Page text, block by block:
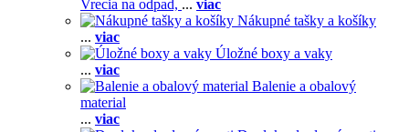
Vrecia na odpad, ... viac
Nákupné tašky a košíky
... viac
Úložné boxy a vaky
... viac
Balenie a obalový
material
... viac